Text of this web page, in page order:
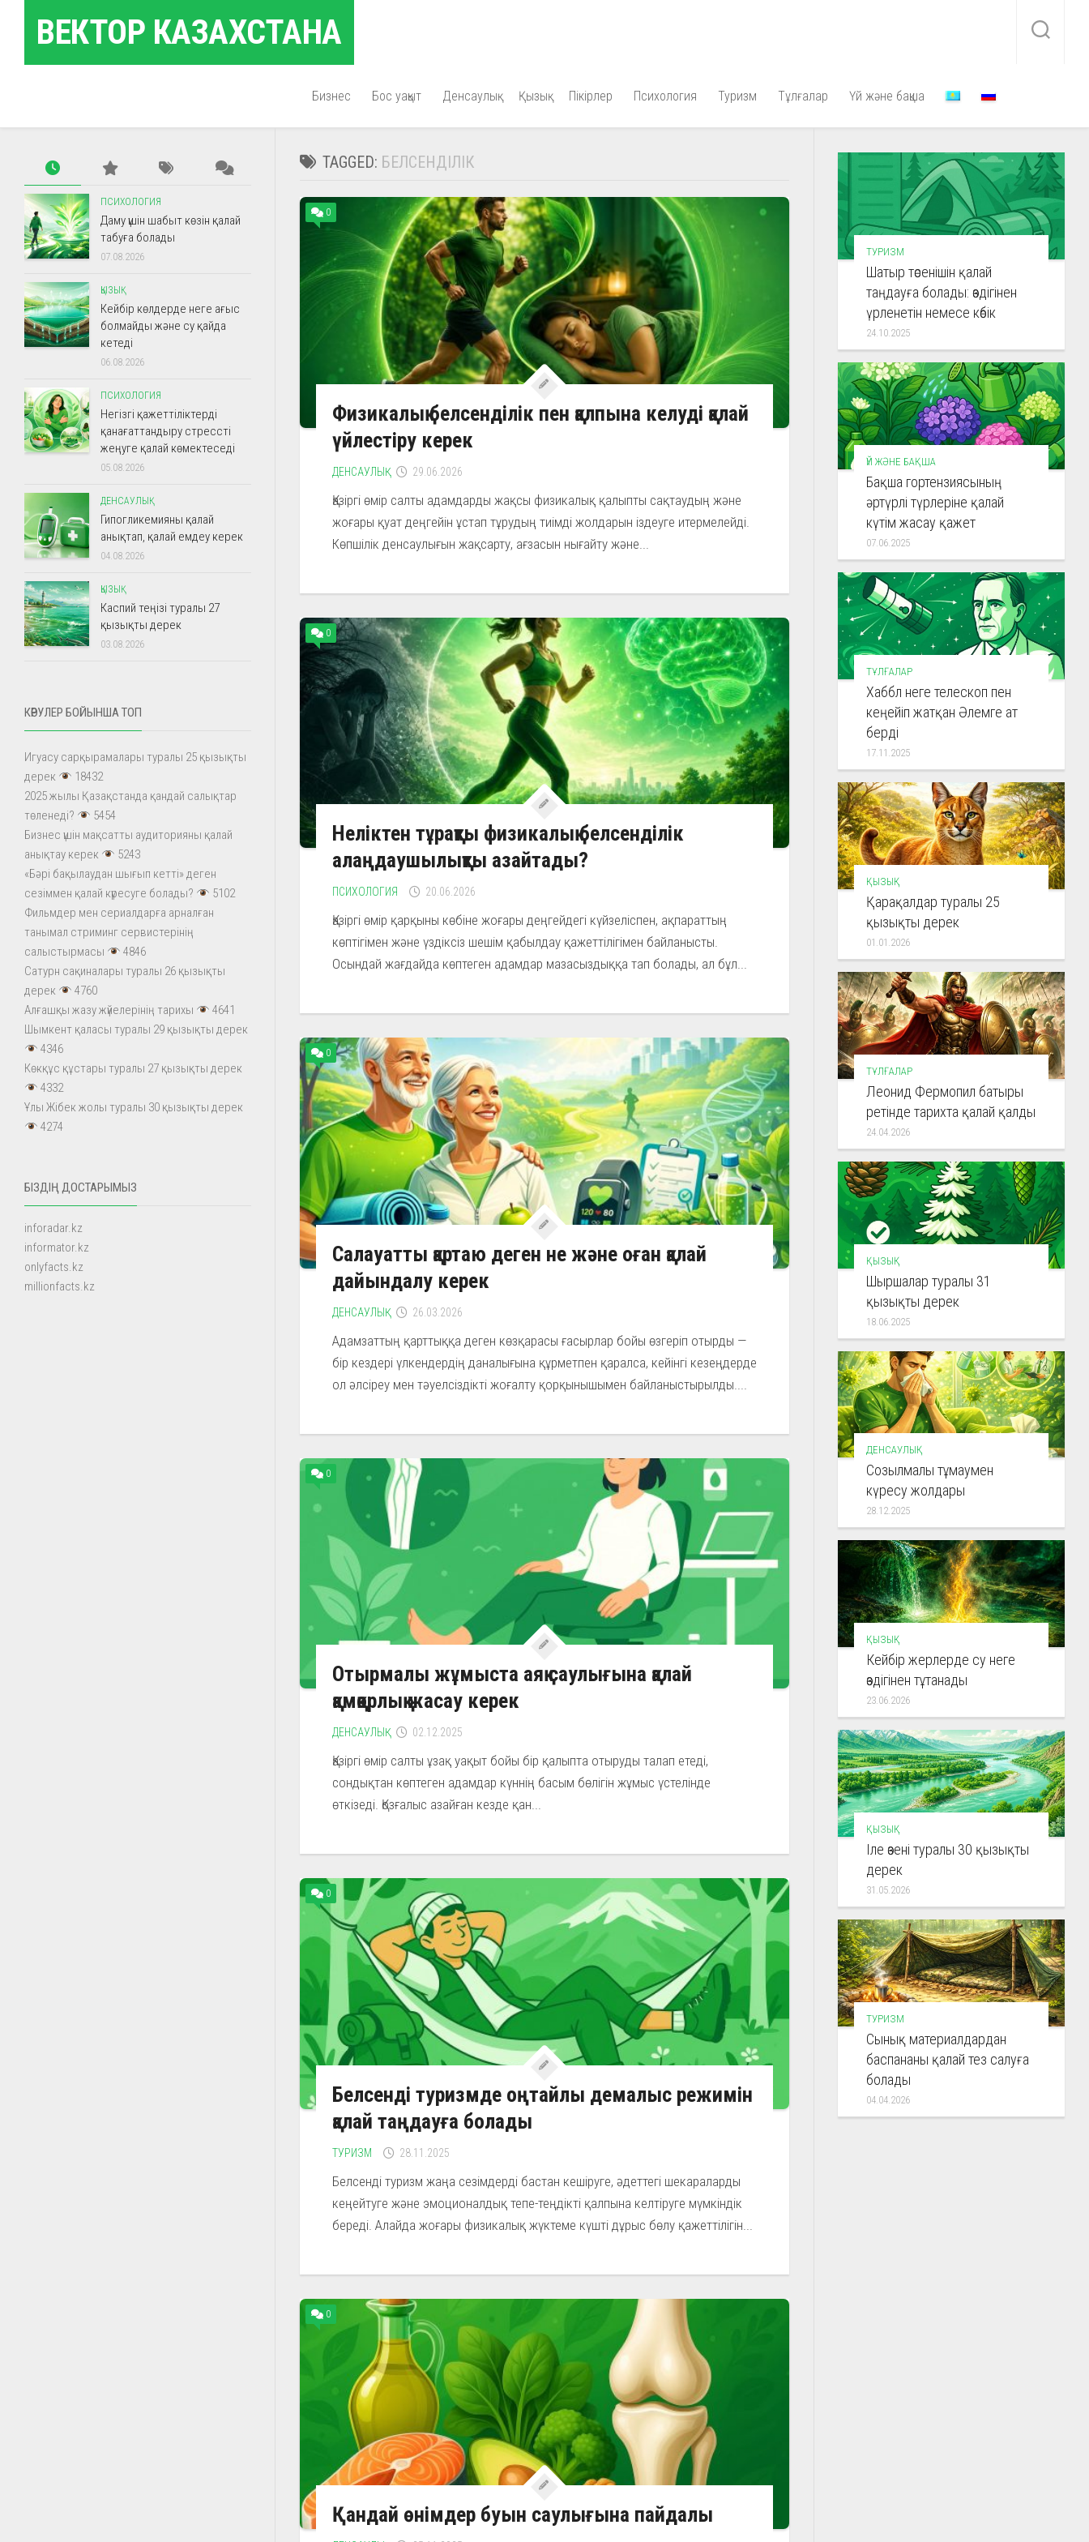
contentВЕКТОР КАЗАХСТАНА
Бизнес Бос уақыт Денсаулық Қызық Пікірлер Психология Туризм Тұлғалар Үй және бақша
TAGGED: БЕЛСЕНДІЛІК
0
Физикалық белсенділік пен қалпына келуді қалай
үйлестіру керек
ДЕНСАУЛЫҚ 29.06.2026
Қазіргі өмір салты адамдарды жақсы физикалық қалыпты сақтаудың және
жоғары қуат деңгейін ұстап тұрудың тиімді жолдарын іздеуге итермелейді.
Көпшілік денсаулығын жақсарту, ағзасын нығайту және...
0
Неліктен тұрақты физикалық белсенділік
алаңдаушылықты азайтады?
ПСИХОЛОГИЯ 20.06.2026
Қазіргі өмір қарқыны көбіне жоғары деңгейдегі күйзеліспен, ақпараттың
көптігімен және үздіксіз шешім қабылдау қажеттілігімен байланысты.
Осындай жағдайда көптеген адамдар мазасыздыққа тап болады, ал бұл...
0
Салауатты қартаю деген не және оған қалай
дайындалу керек
ДЕНСАУЛЫҚ 26.03.2026
Адамзаттың қарттыққа деген көзқарасы ғасырлар бойы өзгеріп отырды —
бір кездері үлкендердің даналығына құрметпен қаралса, кейінгі кезеңдерде
ол әлсіреу мен тәуелсіздікті жоғалту қорқынышымен байланыстырылды....
0
Отырмалы жұмыста аяқ саулығына қалай
қамқорлық жасау керек
ДЕНСАУЛЫҚ 02.12.2025
Қазіргі өмір салты ұзақ уақыт бойы бір қалыпта отыруды талап етеді,
сондықтан көптеген адамдар күннің басым бөлігін жұмыс үстелінде
өткізеді. Қозғалыс азайған кезде қан...
0
Белсенді туризмде оңтайлы демалыс режимін
қалай таңдауға болады
ТУРИЗМ 28.11.2025
Белсенді туризм жаңа сезімдерді бастан кешіруге, әдеттегі шекараларды
кеңейтуге және эмоционалдық тепе-теңдікті қалпына келтіруге мүмкіндік
береді. Алайда жоғары физикалық жүктеме күшті дұрыс бөлу қажеттілігін...
0
Қандай өнімдер буын саулығына пайдалы
ПСИХОЛОГИЯ
Даму үшін шабыт көзін қалай
табуға болады
07.08.2026
ҚЫЗЫҚ
Кейбір көлдерде неге ағыс
болмайды және су қайда
кетеді
06.08.2026
ПСИХОЛОГИЯ
Негізгі қажеттіліктерді
қанағаттандыру стрессті
жеңуге қалай көмектеседі
05.08.2026
ДЕНСАУЛЫҚ
Гипогликемияны қалай
анықтап, қалай емдеу керек
04.08.2026
ҚЫЗЫҚ
Каспий теңізі туралы 27
қызықты дерек
03.08.2026
КӨРУЛЕР БОЙЫНША ТОП
Игуасу сарқырамалары туралы 25 қызықты
дерек
18432
2025 жылы Қазақстанда қандай салықтар
төленеді?
5454
Бизнес үшін мақсатты аудиторияны қалай
анықтау керек
5243
«Бәрі бақылаудан шығып кетті» деген
сезіммен қалай күресуге болады?
5102
Фильмдер мен сериалдарға арналған
танымал стриминг сервистерінің
салыстырмасы
4846
Сатурн сақиналары туралы 26 қызықты
дерек
4760
Алғашқы жазу жүйелерінің тарихы
4641
Шымкент қаласы туралы 29 қызықты дерек
4346
Көкқұс құстары туралы 27 қызықты дерек
4332
Ұлы Жібек жолы туралы 30 қызықты дерек
4274
БІЗДІҢ ДОСТАРЫМЫЗ
inforadar.kz
informator.kz
onlyfacts.kz
millionfacts.kz
ТУРИЗМ
Шатыр төсенішін қалай
таңдауға болады: өздігінен
үрленетін немесе көбік
24.10.2025
ҮЙ ЖӘНЕ БАҚША
Бақша гортензиясының
әртүрлі түрлеріне қалай
күтім жасау қажет
07.06.2025
ТҰЛҒАЛАР
Хаббл неге телескоп пен
кеңейіп жатқан Әлемге ат
берді
17.11.2025
ҚЫЗЫҚ
Қарақалдар туралы 25
қызықты дерек
01.01.2026
ТҰЛҒАЛАР
Леонид Фермопил батыры
ретінде тарихта қалай қалды
24.04.2026
ҚЫЗЫҚ
Шыршалар туралы 31
қызықты дерек
18.06.2025
ДЕНСАУЛЫҚ
Созылмалы тұмаумен
күресу жолдары
28.12.2025
ҚЫЗЫҚ
Кейбір жерлерде су неге
өздігінен тұтанады
23.06.2026
ҚЫЗЫҚ
Іле өзені туралы 30 қызықты
дерек
31.05.2026
ТУРИЗМ
Сынық материалдардан
баспананы қалай тез салуға
болады
04.04.2026